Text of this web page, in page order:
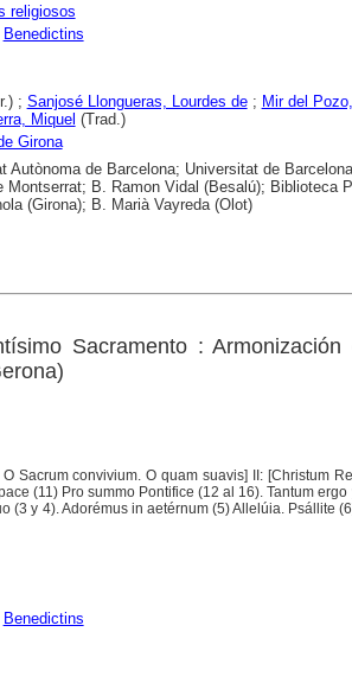
religiosos
Benedictins
; Sanjosé Llongueras, Lourdes de; Mir del
Miquel (Trad.)
Girona
Autònoma de Barcelona; Universitat de
Montserrat; B. Ramon Vidal (Besalú); Biblioteca
(Girona); B. Marià Vayreda (Olot)
Sacramento :
Sacrum convivium. O quam suavis] II: [Christum
(11) Pro summo Pontifice (12 al 16). Tantum ergo
(3 y 4). Adorémus in aetérnum (5) Allelúia. Psállite
Benedictins